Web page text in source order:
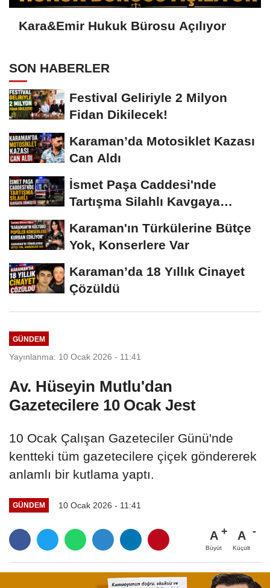
Kara&Emir Hukuk Bürosu Açılıyor
SON HABERLER
Festival Geliriyle 2 Milyon
Fidan Dikilecek!
Karaman’da Motosiklet Kazası
Can Aldı
İsmet Paşa Caddesi'nde
Tartışma Silahlı Kavgaya
Karaman'ın Türkülerine Bütçe
Yok, Konserlere Var
Karaman’da 18 Yıllık Cinayet
Çözüldü
GÜNDEM
Yayınlanma: 10 Ocak 2026 - 11:41
Av. Hüseyin Mutlu'dan
Gazetecilere 10 Ocak Jest
10 Ocak Çalışan Gazeteciler Günü'nde
kentteki tüm gazetecilere çiçek göndererek
anlamlı bir kutlama yaptı.
GÜNDEM 10 Ocak 2026 - 11:41
A
Büyüt
A
Küçült